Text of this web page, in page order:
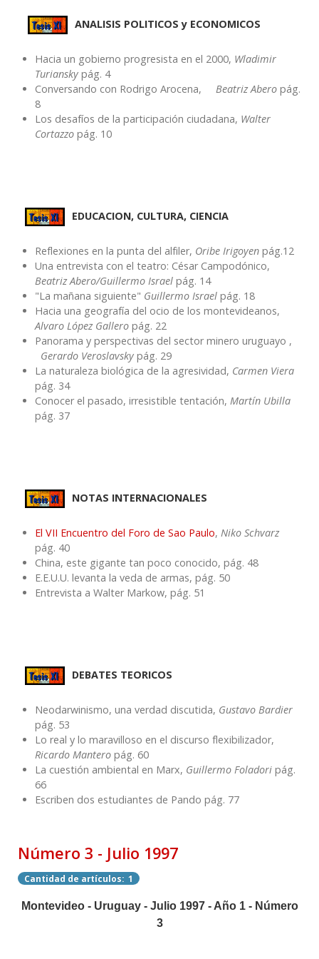
ANALISIS POLITICOS y ECONOMICOS
Hacia un gobierno progresista en el 2000, Wladimir
Turiansky pág. 4
Conversando con Rodrigo Arocena, Beatriz Abero pág.
8
Los desafíos de la participación ciudadana, Walter
Cortazzo pág. 10
EDUCACION, CULTURA, CIENCIA
Reflexiones en la punta del alfiler, Oribe Irigoyen pág.12
Una entrevista con el teatro: César Campodónico,
Beatriz Abero/Guillermo Israel pág. 14
"La mañana siguiente" Guillermo Israel pág. 18
Hacia una geografía del ocio de los montevideanos,
Alvaro López Gallero pág. 22
Panorama y perspectivas del sector minero uruguayo ,
Gerardo Veroslavsky pág. 29
La naturaleza biológica de la agresividad, Carmen Viera
pág. 34
Conocer el pasado, irresistible tentación, Martín Ubilla
pág. 37
NOTAS INTERNACIONALES
El VII Encuentro del Foro de Sao Paulo, Niko Schvarz
pág. 40
China, este gigante tan poco conocido, pág. 48
E.E.U.U. levanta la veda de armas, pág. 50
Entrevista a Walter Markow, pág. 51
DEBATES TEORICOS
Neodarwinismo, una verdad discutida, Gustavo Bardier
pág. 53
Lo real y lo maravilloso en el discurso flexibilizador,
Ricardo Mantero pág. 60
La cuestión ambiental en Marx, Guillermo Foladori pág.
66
Escriben dos estudiantes de Pando pág. 77
Número 3 - Julio 1997
Cantidad de artículos: 1
Montevideo - Uruguay - Julio 1997 - Año 1 - Número
3